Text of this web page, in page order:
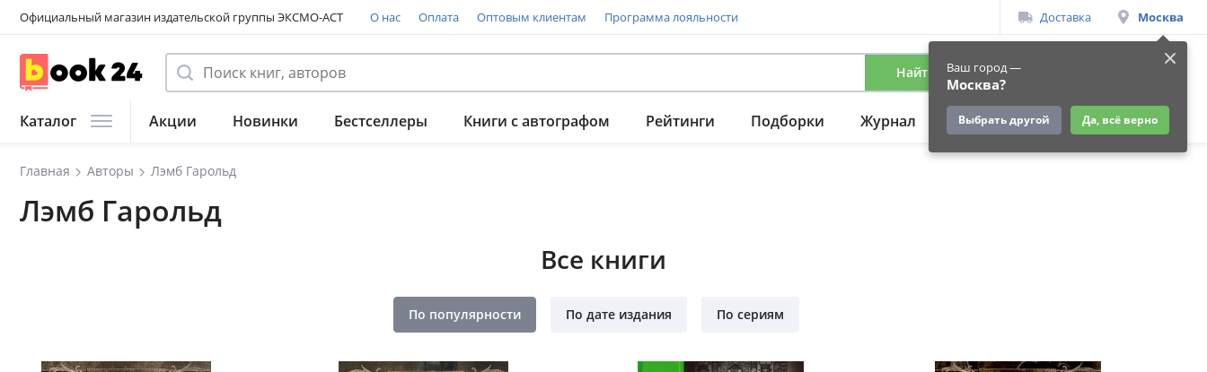
Официальный магазин издательской группы ЭКСМО-АСТ О нас Оплата Оптовым клиентам Программа лояльности Доставка Москва
Ваш город —
Москва?
Выбрать другой Да, всё верно
Найти Вход
Каталог Акции Новинки Бестселлеры Книги с автографом Рейтинги Подборки Журнал Подарки Ещё
Главная Авторы Лэмб Гарольд
Лэмб Гарольд
Все книги
По популярности По дате издания По сериям